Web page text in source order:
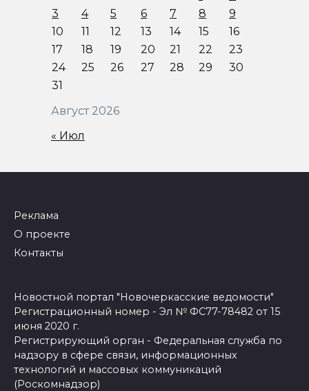
Август 2026
3
4 5 6 7 8
9
10
11 12 13 14 15
16
17
18 19 20 21 22
23
24
25 26 27 28 29
30
31
« Июл
Реклама
О проекте
Контакты
Новостной портал "Новочеркасские ведомости"
Регистрационный номер - Эл № ФС77-78482 от 15
июня 2020 г.
Регистрирующий орган - Федеральная служба по
надзору в сфере связи, информационных
технологий и массовых коммуникаций
(Роскомнадзор)